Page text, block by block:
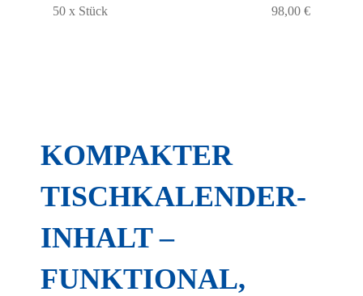
50 x Stück 98,00 €
KOMPAKTER
TISCHKALENDER-
INHALT –
FUNKTIONAL,